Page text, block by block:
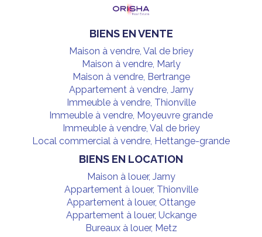
BIENS EN VENTE
Maison à vendre, Val de briey
Maison à vendre, Marly
Maison à vendre, Bertrange
Appartement à vendre, Jarny
Immeuble à vendre, Thionville
Immeuble à vendre, Moyeuvre grande
Immeuble à vendre, Val de briey
Local commercial à vendre, Hettange-grande
BIENS EN LOCATION
Maison à louer, Jarny
Appartement à louer, Thionville
Appartement à louer, Ottange
Appartement à louer, Uckange
Bureaux à louer, Metz